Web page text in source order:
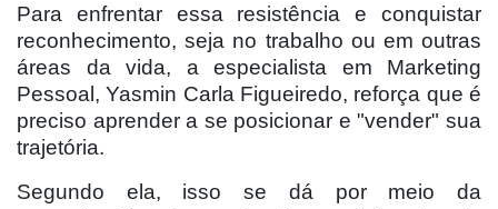
Para enfrentar essa resistência e conquistar
reconhecimento, seja no trabalho ou em outras
áreas da vida, a especialista em Marketing
Pessoal, Yasmin Carla Figueiredo, reforça que é
preciso aprender a se posicionar e "vender" sua
trajetória.
Segundo ela, isso se dá por meio da